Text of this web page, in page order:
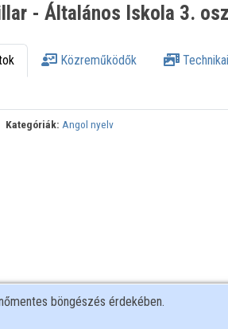
- Általános Iskola 3.
Közreműködők
Kategóriák: Angol nyelv
böngészés érdekében.